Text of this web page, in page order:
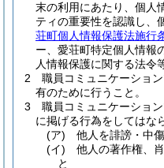
末の利用にあたり、個人
ティの重要性を認識し、
荘町個人情報保護法施行
ー、愛荘町特定個人情報
人情報保護に関する法令
2
職員コミュニケーショ
有のために行うこと。
3
職員コミュニケーショ
に掲げる行為をしてはな
(ア) 他人を誹謗・中
(イ) 他人の著作権、
と